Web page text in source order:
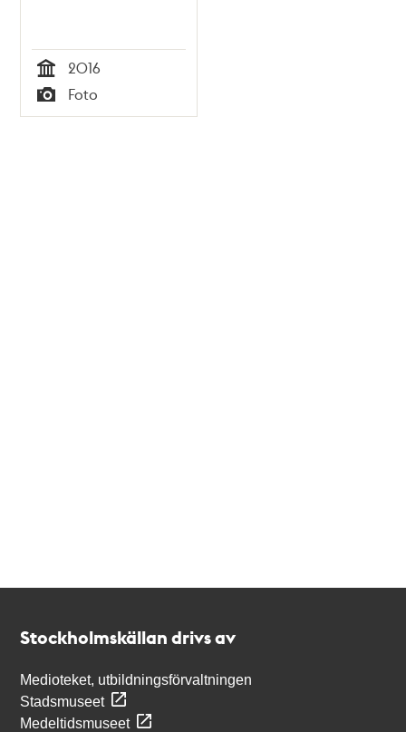
Tid
2016
Typ
Foto
Stockholmskällan drivs av
Medioteket, utbildningsförvaltningen
Stadsmuseet
Medeltidsmuseet